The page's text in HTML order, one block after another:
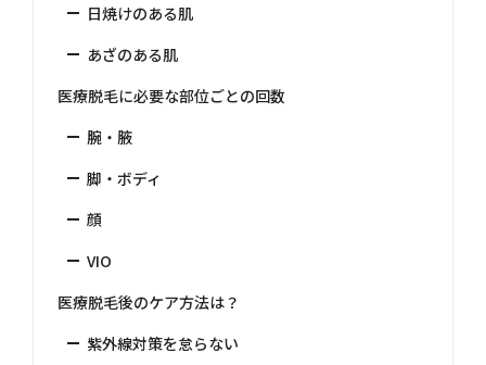
日焼けのある肌
あざのある肌
医療脱毛に必要な部位ごとの回数
腕・腋
脚・ボディ
顔
VIO
医療脱毛後のケア方法は？
紫外線対策を怠らない